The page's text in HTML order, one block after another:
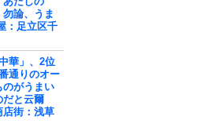
勿論、うま
：足立区千
華」、2位
通りのオー
のがうまい
だと云爾
店街：浅草